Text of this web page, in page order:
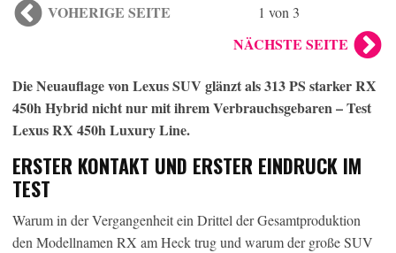
VOHERIGE SEITE 1 von 3
NÄCHSTE SEITE
Die Neuauflage von Lexus SUV glänzt als 313 PS starker RX
450h Hybrid nicht nur mit ihrem Verbrauchsgebaren – Test
Lexus RX 450h Luxury Line.
ERSTER KONTAKT UND ERSTER EINDRUCK IM
TEST
Warum in der Vergangenheit ein Drittel der Gesamtproduktion
den Modellnamen RX am Heck trug und warum der große SUV